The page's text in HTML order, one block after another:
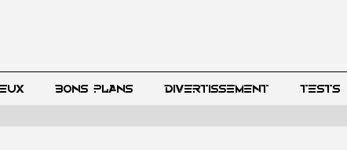
BONS PLANS DIVERTISSEMENT TESTS